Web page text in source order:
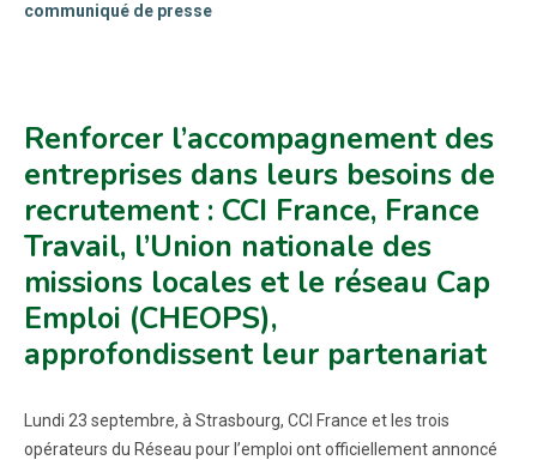
communiqué de presse
Renforcer l’accompagnement des
entreprises dans leurs besoins de
recrutement : CCI France, France
Travail, l’Union nationale des
missions locales et le réseau Cap
Emploi (CHEOPS),
approfondissent leur partenariat
Lundi 23 septembre, à Strasbourg, CCI France et les trois
opérateurs du Réseau pour l’emploi ont officiellement annoncé